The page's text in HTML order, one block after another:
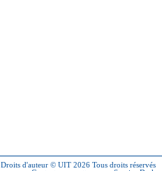
Droits d'auteur © UIT 2026 Tous droits réservés